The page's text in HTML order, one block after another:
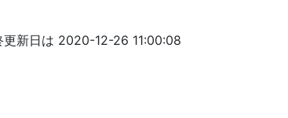
更新日は 2020-12-26 11:00:08